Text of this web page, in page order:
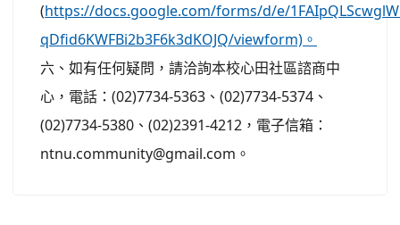
(https://docs.google.com/forms/d/e/
qDfid6KWFBi2b3F6k3dKOJQ/viewform)。
六、如有任何疑問，請洽詢本校心田社區諮商中
心，電話：(02)7734-5363、(02)7734-5374、
(02)7734-5380、(02)2391-4212，電子信箱：
ntnu.community@gmail.com。